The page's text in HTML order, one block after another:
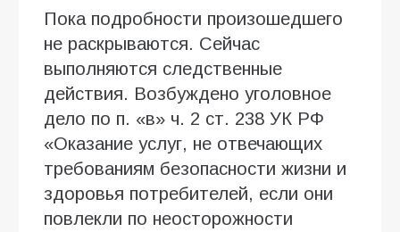
Пока подробности произошедшего
не раскрываются. Сейчас
выполняются следственные
действия. Возбуждено уголовное
дело по п. «в» ч. 2 ст. 238 УК РФ
«Оказание услуг, не отвечающих
требованиям безопасности жизни и
здоровья потребителей, если они
повлекли по неосторожности